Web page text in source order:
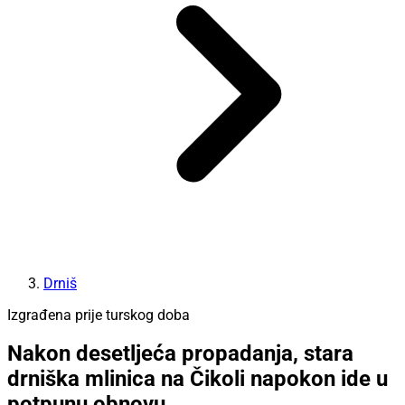
Drniš
Izgrađena prije turskog doba
Nakon desetljeća propadanja, stara
drniška mlinica na Čikoli napokon ide u